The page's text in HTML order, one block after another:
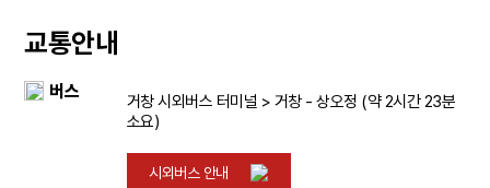
교통안내
버스
거창 시외버스 터미널 > 거창 - 상오정 (약 2시간 23분
소요)
시외버스 안내